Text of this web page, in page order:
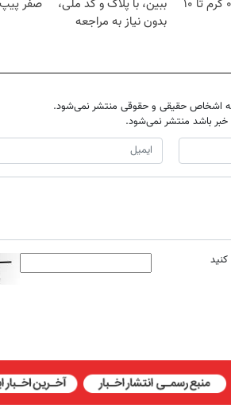
طلاسی، از ۰.۵ گرم تا ۱۰
ببین، با پلاک و کد ملی،
بدون نیاز به مراجعه
صفر پیپ
اشخاص حقیقی و حقوقی منتشر نمی‌شود.
خبر باشد منتشر نمی‌شود.